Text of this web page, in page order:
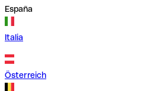
España
Italia
Österreich